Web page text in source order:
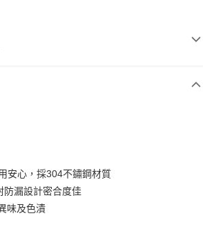
彰化商業銀行
台北富邦商業銀行
彰化商業銀行
NT$90
安心，採304不鏽鋼材質
防漏設計密合度佳
味及色漬